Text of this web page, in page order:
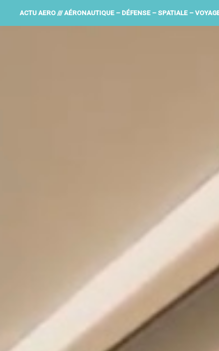
ACTU AERO /// AÉRONAUTIQUE – DÉFENSE – SPATIALE –
Module Repos
11 avril 2018
Lire la Suite